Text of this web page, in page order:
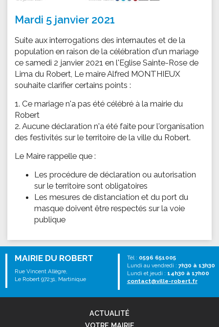
Mardi 5 janvier 2021
Suite aux interrogations des internautes et de la
population en raison de la célébration d'un mariage
ce samedi 2 janvier 2021 en l'Eglise Sainte-Rose de
Lima du Robert, Le maire Alfred MONTHIEUX
souhaite clarifier certains points :
1. Ce mariage n'a pas été célébré à la mairie du
Robert
2. Aucune déclaration n'a été faite pour l'organisation
des festivités sur le territoire de la ville du Robert.
Le Maire rappelle que :
Les procédure de déclaration ou autorisation
sur le territoire sont obligatoires
Les mesures de distanciation et du port du
masque doivent être respectés sur la voie
publique
MAIRIE DU ROBERT
Rue Vincent Allègre,
Le Robert 97231, Martinique
Tél : 0596 651005
Lundi au vendredi : 7h30 à 13h30
Lundi et jeudi : 14h30 à 17h00
contact@ville-robert.fr
ACTUALITÉ
VOTRE MAIRIE